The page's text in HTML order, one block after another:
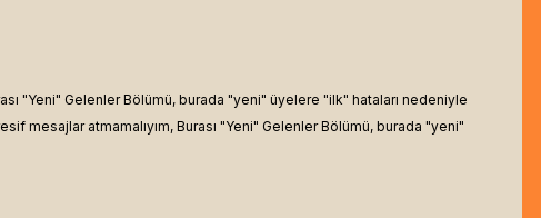
"Yeni" Gelenler Bölümü, burada "yeni" üyelere "ilk" hataları nedeniyle
mesajlar atmamalıyım, Burası "Yeni" Gelenler Bölümü, burada "yeni"